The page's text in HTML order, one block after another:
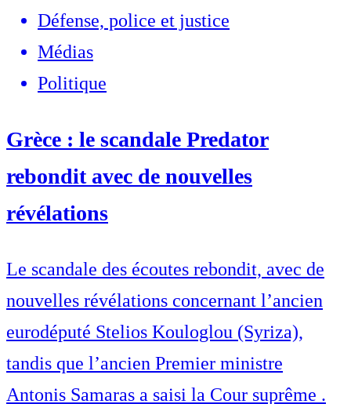
Défense, police et justice
Médias
Politique
Grèce : le scandale Predator
rebondit avec de nouvelles
révélations
Le scandale des écoutes rebondit, avec de
nouvelles révélations concernant l’ancien
eurodéputé Stelios Kouloglou (Syriza),
tandis que l’ancien Premier ministre
Antonis Samaras a saisi la Cour suprême .